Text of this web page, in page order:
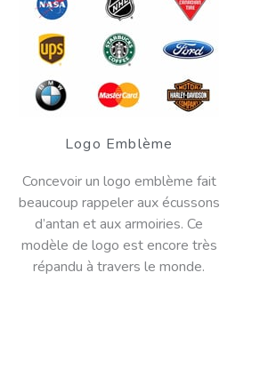
Logo Emblème
Concevoir un logo emblème fait
beaucoup rappeler aux écussons
d’antan et aux armoiries. Ce
modèle de logo est encore très
répandu à travers le monde.